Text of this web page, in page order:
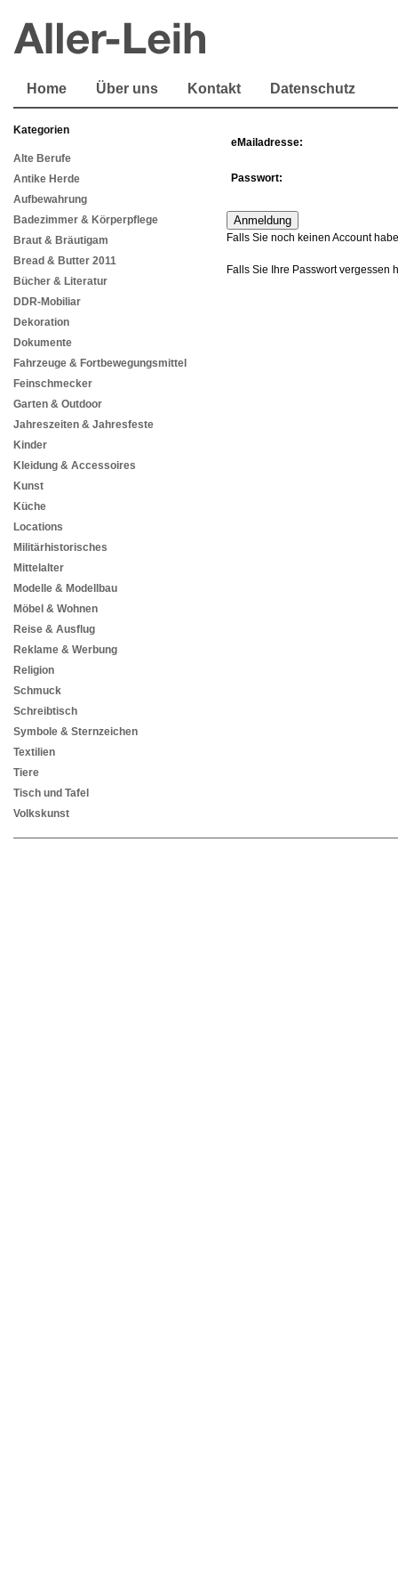
Home Über uns Kontakt Datenschutz
Kategorien
Alte Berufe
Antike Herde
Aufbewahrung
Badezimmer & Körperpflege
Braut & Bräutigam
Bread & Butter 2011
Bücher & Literatur
DDR-Mobiliar
Dekoration
Dokumente
Fahrzeuge & Fortbewegungsmittel
Feinschmecker
Garten & Outdoor
Jahreszeiten & Jahresfeste
Kinder
Kleidung & Accessoires
Kunst
Küche
Locations
Militärhistorisches
Mittelalter
Modelle & Modellbau
Möbel & Wohnen
Reise & Ausflug
Reklame & Werbung
Religion
Schmuck
Schreibtisch
Symbole & Sternzeichen
Textilien
Tiere
Tisch und Tafel
Volkskunst
eMailadresse:
Passwort:
Falls Sie noch keinen Account
Falls Sie Ihre Passwort vergessen